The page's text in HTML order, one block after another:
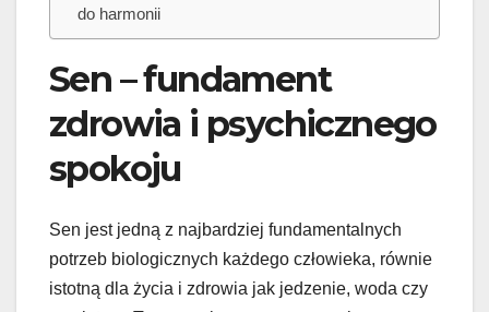
do harmonii
Sen – fundament
zdrowia i psychicznego
spokoju
Sen jest jedną z najbardziej fundamentalnych
potrzeb biologicznych każdego człowieka, równie
istotną dla życia i zdrowia jak jedzenie, woda czy